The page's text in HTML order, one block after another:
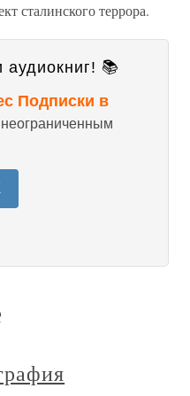
сталинского террора.
аудиокниг! 📚
Подписки в